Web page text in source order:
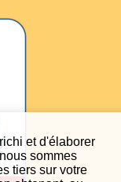
et d'élaborer
sommes
tiers sur votre